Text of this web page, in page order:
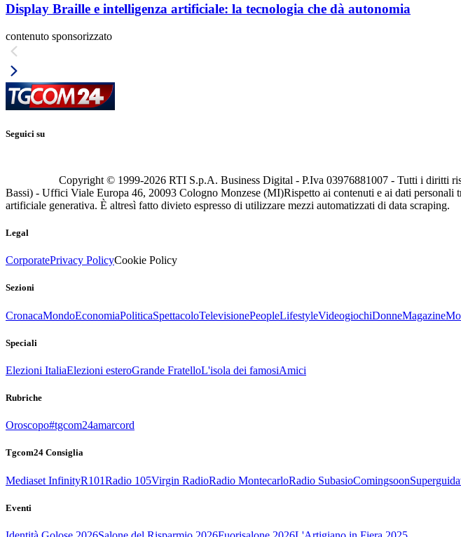
Display Braille e intelligenza artificiale: la tecnologia che dà autonomia
contenuto sponsorizzato
Seguici su
Copyright © 1999-2026 RTI S.p.A. Business Digital - P.Iva 03976881007 - Tutti i diritti
Bassi) - Uffici Viale Europa 46, 20093 Cologno Monzese (MI)Rispetto ai contenuti e ai dati personali
artificiale generativa. È altresì fatto divieto espresso di utilizzare mezzi automatizzati di data scraping.
Legal
CorporatePrivacy PolicyCookie Policy
Sezioni
CronacaMondoEconomiaPoliticaSpettacoloTelevisionePeopleLifestyleVideogiochiDonneMagazine
Speciali
Elezioni ItaliaElezioni esteroGrande FratelloL'isola dei famosiAmici
Rubriche
Oroscopo#tgcom24amarcord
Tgcom24 Consiglia
Mediaset InfinityR101Radio 105Virgin RadioRadio MontecarloRadio SubasioComingsoon
Eventi